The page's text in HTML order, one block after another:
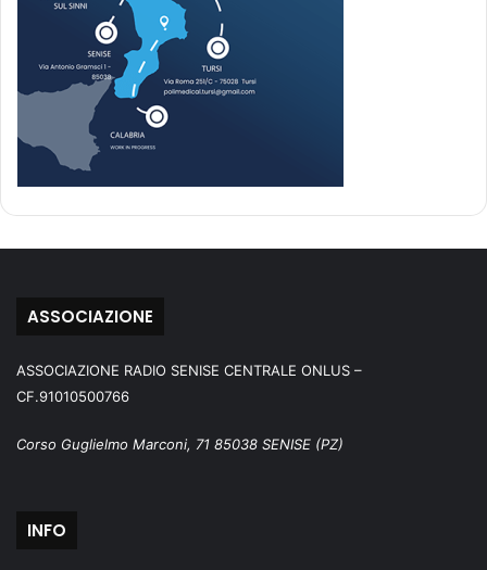
ASSOCIAZIONE
ASSOCIAZIONE RADIO SENISE CENTRALE ONLUS –
CF.91010500766
Corso Guglielmo Marconi, 71 85038 SENISE (PZ)
INFO